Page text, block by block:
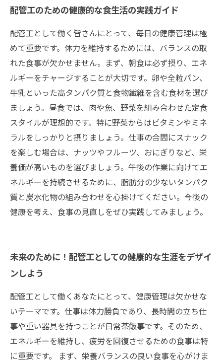
配管工のための健康的な食生活の実践ガイド
配管工として働く皆さんにとって、毎日の健康管理は極
めて重要です。体力を維持するためには、バランスの取
れた食事が欠かせません。まず、朝食は必ず摂り、エネ
ルギーをチャージすることが大切です。卵や全粒パン、
牛乳といった高タンパク質と食物繊維を含む食材を選び
ましょう。昼食では、肉や魚、野菜を組み合わせた定食
スタイルが理想的です。特に野菜からはビタミンやミネ
ラルをしっかりと摂りましょう。仕事の合間にスナック
を楽しむ場合は、ナッツやフルーツ、おにぎりなど、栄
養価が高いものを選びましょう。午後の作業に向けてエ
ネルギーを持続させるために、脂肪分の少ないタンパク
質と炭水化物の組み合わせを心掛けてください。今後の
健康を考え、食事の見直しをぜひ実践してみましょう。
未来のために！配管工としての健康的な生涯をデザイ
ンしよう
配管工として働くあなたにとって、健康管理は欠かせな
いテーマです。仕事は体力勝負であり、長時間の立ち仕
事や重い器具を持つことが日常茶飯事です。そのため、
エネルギーを維持し、疲労を回復させるための食事は特
に重要です。 まず、栄養バランスの良い食事を心がけま